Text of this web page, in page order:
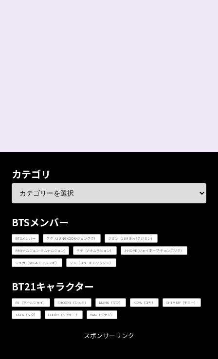
カテゴリ
BTSメンバー
BTSメンバー グク（JUNGKOOK-ジョングク） ジミン（JIMIN-パクジミン）
RM(ナムジュン-キムナムジュン) テテ（V-キムテヒョン） J-HOPE(ジェイホープ-チョンホソク）
シュガ（SUGA-ミンユンギ） ジン（JIN - キムソクジン）
BT21キャラクター
RJ（アールジェイ） SHOOKY（シュキ） MANG（マン） KOYA（コヤ） CHIMMY（チミー）
TATA（タタ） COOKY（クッキー） VAN（ヴァン）
スポンサーリンク